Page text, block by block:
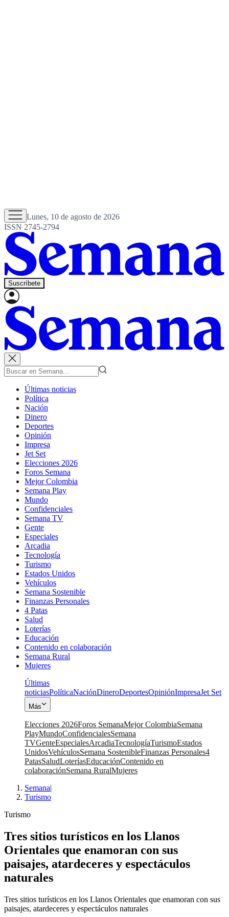
Lunes, 10 de agosto de 2026
ISSN 2745-2794
Suscríbete
Últimas noticias
Política
Nación
Dinero
Deportes
Opinión
Impresa
Jet Set
Elecciones 2026
Foros Semana
Mejor Colombia
Semana Play
Mundo
Confidenciales
Semana TV
Gente
Especiales
Arcadia
Tecnología
Turismo
Estados Unidos
Vehículos
Semana Sostenible
Finanzas Personales
4 Patas
Salud
Loterías
Educación
Contenido en colaboración
Semana Rural
Mujeres
Últimas
noticiasPolíticaNaciónDineroDeportesOpiniónImpresaJet Set
Más
Elecciones 2026Foros SemanaMejor ColombiaSemana
PlayMundoConfidencialesSemana
TVGenteEspecialesArcadiaTecnologíaTurismoEstados
UnidosVehículosSemana SostenibleFinanzas Personales4
PatasSaludLoteríasEducaciónContenido en
colaboraciónSemana RuralMujeres
Semana|
Turismo
Turismo
Tres sitios turísticos en los Llanos
Orientales que enamoran con sus
paisajes, atardeceres y espectáculos
naturales
Tres sitios turísticos en los Llanos Orientales que enamoran con sus
paisajes, atardeceres y espectáculos naturales